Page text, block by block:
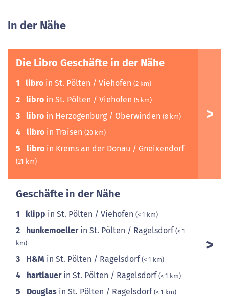
In der Nähe
Die Libro Geschäfte in der Nähe
1 libro in St. Pölten / Viehofen (2 km)
2 libro in St. Pölten / Viehofen (5 km)
3 libro in Herzogenburg / Oberwinden (8 km)
4 libro in Traisen (20 km)
5 libro in Krems an der Donau / Gneixendorf
(21 km)
Geschäfte in der Nähe
1 klipp in St. Pölten / Viehofen (< 1 km)
2 hunkemoellerin St. Pölten / Ragelsdorf(< 1
km)
3 H&M in St. Pölten / Ragelsdorf(< 1 km)
4 hartlauerin St. Pölten / Ragelsdorf(< 1 km)
5 Douglas in St. Pölten / Ragelsdorf(< 1 km)